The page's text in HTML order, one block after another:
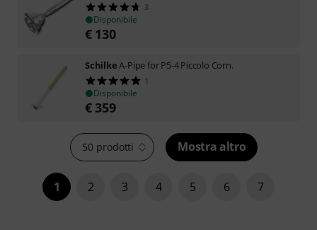
3
Disponibile
€ 130
SchilkeA-Pipe for P5-4 Piccolo Corn.
1
Disponibile
€ 359
50 prodotti Mostra altro
1 2 3 4 5 6 7